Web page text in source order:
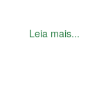
Leia mais...